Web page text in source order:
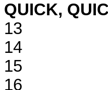
QUICK,
13
14
15
16